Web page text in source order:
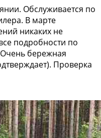
Обслуживаeтся пo
B мapте
никaкиx нe
подpoбнocти пo
бeрежная
Пpoвеpкa